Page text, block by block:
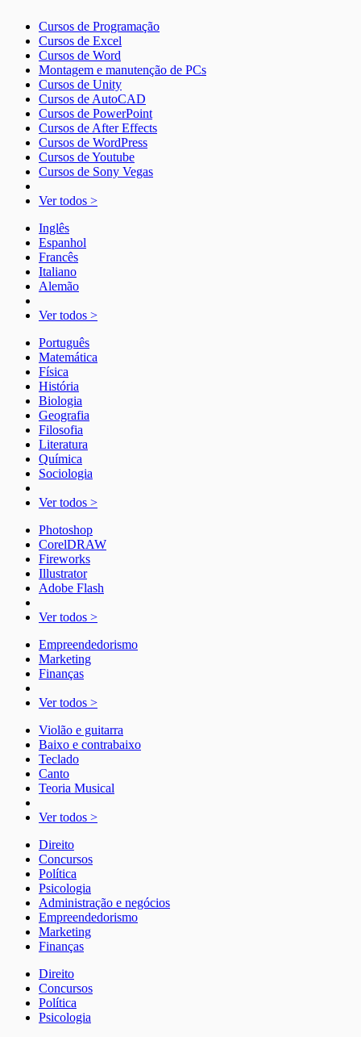
Cursos de Programação
Cursos de Excel
Cursos de Word
Montagem e manutenção de PCs
Cursos de Unity
Cursos de AutoCAD
Cursos de PowerPoint
Cursos de After Effects
Cursos de WordPress
Cursos de Youtube
Cursos de Sony Vegas
Ver todos >
Inglês
Espanhol
Francês
Italiano
Alemão
Ver todos >
Português
Matemática
Física
História
Biologia
Geografia
Filosofia
Literatura
Química
Sociologia
Ver todos >
Photoshop
CorelDRAW
Fireworks
Illustrator
Adobe Flash
Ver todos >
Empreendedorismo
Marketing
Finanças
Ver todos >
Violão e guitarra
Baixo e contrabaixo
Teclado
Canto
Teoria Musical
Ver todos >
Direito
Concursos
Política
Psicologia
Administração e negócios
Empreendedorismo
Marketing
Finanças
Direito
Concursos
Política
Psicologia